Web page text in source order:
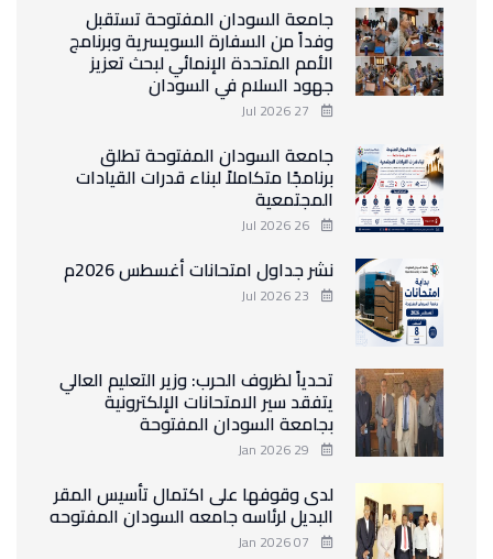
جامعة السودان المفتوحة تستقبل
وفداً من السفارة السويسرية وبرنامج
الأمم المتحدة الإنمائي لبحث تعزيز
جهود السلام في السودان
جامعة السودان المفتوحة تطلق
برنامجًا متكاملاً لبناء قدرات القيادات
المجتمعية
نشر جداول امتحانات أغسطس 2026م
تحدياً لظروف الحرب: وزير التعليم العالي
يتفقد سير الامتحانات الإلكترونية
بجامعة السودان المفتوحة
لدى وقوفها على اكتمال تأسيس المقر
البديل لرئاسه جامعه السودان المفتوحه